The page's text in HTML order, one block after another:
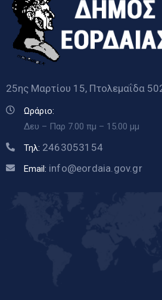
25ης Μαρτίου 15, Πτολεμαΐδα
Ωράριο:
Δευ – Παρ 7.00 πμ – 15.00 μμ
Τηλ: 2463053154
Email: info@eordaia.gov.gr